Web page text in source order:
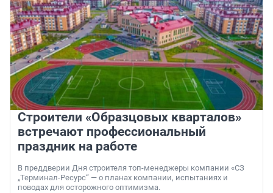
Строители «Образцовых кварталов»
встречают профессиональный
праздник на работе
В преддверии Дня строителя топ-менеджеры компании «СЗ
„Терминал-Ресурс“ — о планах компании, испытаниях и
поводах для осторожного оптимизма.